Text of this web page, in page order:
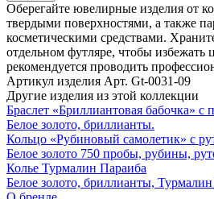
Оберегайте ювелирные изделия от
твердыми поверхностями, а также
косметическими средствами.
отдельном футляре, чтобы избежать
рекомендуется проводить
Артикул изделия Арт. Gt-0031-09
Другие изделия из этой коллекции
Браслет «Бриллиантовая бабочка» с
Белое золото, бриллианты.
Кольцо «Рубиновый самолетик» с
Белое золото 750 пробы, рубины,
Колье Турмалин Параиба
Белое золото, бриллианты,